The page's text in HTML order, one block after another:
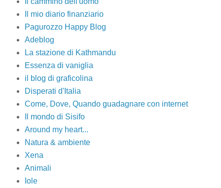
Il mio diario finanziario
Pagurozzo Happy Blog
Adeblog
La stazione di Kathmandu
Essenza di vaniglia
il blog di graficolina
Disperati d'Italia
Come, Dove, Quando guadagnare con internet
Il mondo di Sisifo
Around my heart...
Natura & ambiente
Xena
Animali
Iole